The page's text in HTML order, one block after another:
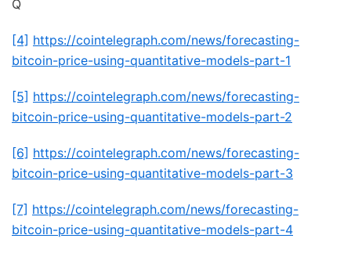
Q
[4] https://cointelegraph.com/news/forecasting-
bitcoin-price-using-quantitative-models-part-1
[5] https://cointelegraph.com/news/forecasting-
bitcoin-price-using-quantitative-models-part-2
[6] https://cointelegraph.com/news/forecasting-
bitcoin-price-using-quantitative-models-part-3
[7] https://cointelegraph.com/news/forecasting-
bitcoin-price-using-quantitative-models-part-4